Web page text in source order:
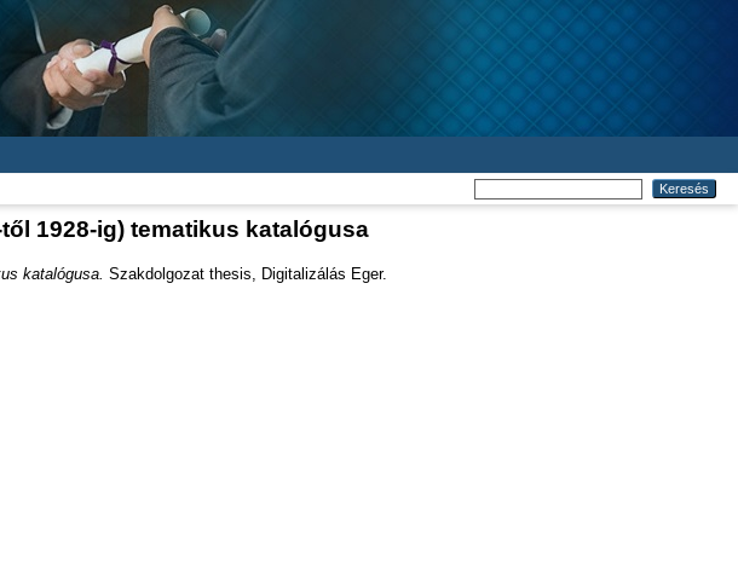
1928-ig) tematikus katalógusa
katalógusa. Szakdolgozat thesis, Digitalizálás Eger.